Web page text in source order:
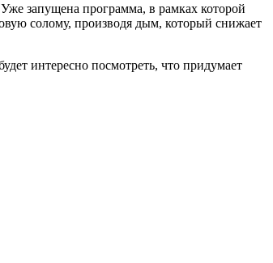
запущена программа, в рамках которой
солому, производя дым, который снижает
интересно посмотреть, что придумает